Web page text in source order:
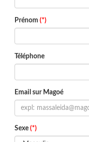
Prénom (*)
Téléphone
Email sur Magoé
Sexe (*)